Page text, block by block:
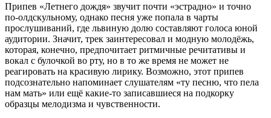
Припев «Летнего дождя» звучит почти «эстрадно» и точно
по-олдскульному, однако песня уже попала в чарты
прослушиваний, где львиную долю составляют голоса юной
аудитории. Значит, трек заинтересовал и модную молодёжь,
которая, конечно, предпочитает ритмичные речитативы и
вокал с булочкой во рту, но в то же время не может не
реагировать на красивую лирику. Возможно, этот припев
подсознательно напоминает слушателям «ту песню, что пела
нам мать» или ещё какие-то записавшиеся на подкорку
образцы мелодизма и чувственности.